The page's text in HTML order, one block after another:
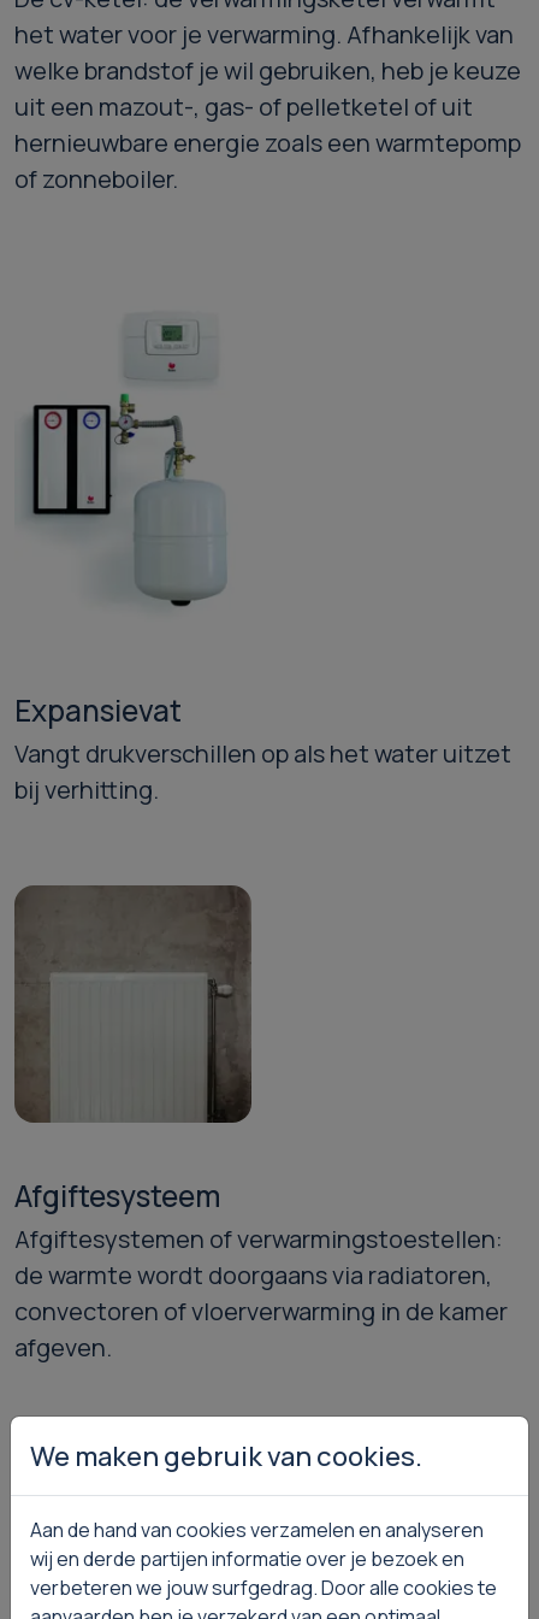
het water voor je verwarming. Afhankelijk van
welke brandstof je wil gebruiken, heb je keuze
uit een mazout-, gas- of pelletketel of uit
hernieuwbare energie zoals een warmtepomp
of zonneboiler.
Expansievat
Vangt drukverschillen op als het water uitzet
bij verhitting.
Afgiftesysteem
Afgiftesystemen of verwarmingstoestellen:
de warmte wordt doorgaans via radiatoren,
convectoren of vloerverwarming in de kamer
afgeven.
Hoe werkt een cv
installatie?
De brander van de ketel verwarmt het
verwarmingswater. De pomp stuurt het via de
We maken gebruik van cookies.
Aan de hand van cookies verzamelen en analyseren
wij en derde partijen informatie over je bezoek en
verbeteren we jouw surfgedrag. Door alle cookies te